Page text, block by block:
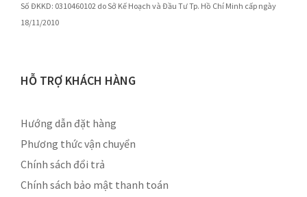
Số ĐKKD: 0310460102 do Sở Kế Hoạch và Đầu Tư Tp. Hồ Chí Minh cấp ngày
18/11/2010
HỖ TRỢ KHÁCH HÀNG
Hướng dẫn đặt hàng
Phương thức vận chuyển
Chính sách đổi trả
Chính sách bảo mật thanh toán